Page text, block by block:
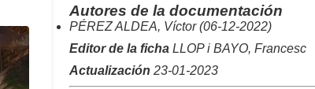
Autores de la documentación
PÉREZ ALDEA, Víctor (06-12-2022)
Editor de la ficha LLOP i BAYO, Francesc
Actualización 23-01-2023